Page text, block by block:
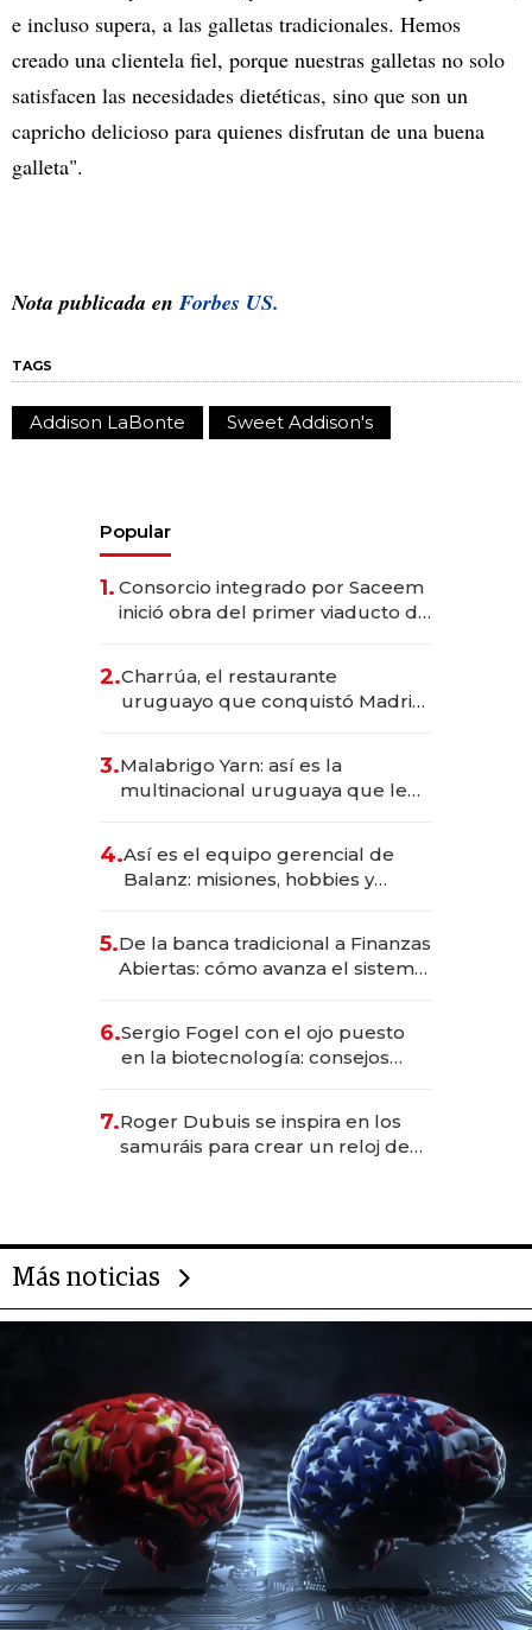
e incluso supera, a las galletas tradicionales. Hemos
creado una clientela fiel, porque nuestras galletas no solo
satisfacen las necesidades dietéticas, sino que son un
capricho delicioso para quienes disfrutan de una buena
galleta".
Nota publicada enForbes US.
TAGS
Addison LaBonte Sweet Addison's
Popular
1. Consorcio integrado por Saceem
inició obra del primer viaducto de
millones
2.Charrúa, el restaurante
uruguayo que conquistó Madrid:
anticipación y prepara apertura
3.Malabrigo Yarn: así es la
multinacional uruguaya que le
4.Así es el equipo gerencial de
Balanz: misiones, hobbies y
5.De la banca tradicional a Finanzas
Abiertas: cómo avanza el sistema
6.Sergio Fogel con el ojo puesto
en la biotecnología: consejos
rol de la IA
7.Roger Dubuis se inspira en los
samuráis para crear un reloj de
Más noticias